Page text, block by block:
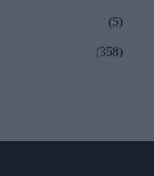
(5)
(358)